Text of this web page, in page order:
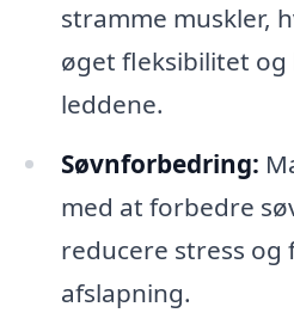
stramme muskler,
øget fleksibilitet
leddene.
Søvnforbedring:
med at forbedre
reducere stress og
afslapning.